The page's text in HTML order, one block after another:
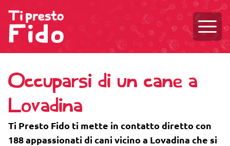
Occuparsi di un cane a
Lovadina
Ti Presto Fido ti mette in contatto diretto con
188 appassionati di cani vicino a Lovadina che si